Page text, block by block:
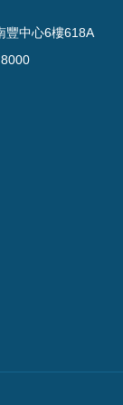
豐中心6樓618A